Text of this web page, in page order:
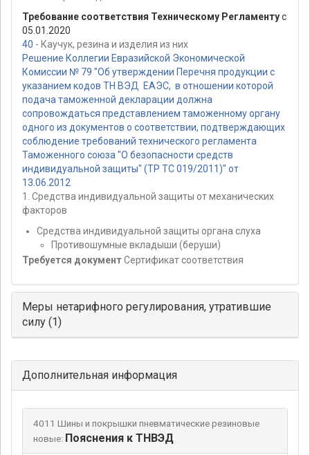
Требование соответствия Техническому Регламентус
05.01.2020
40 - Каучук, резина и изделия из них
Решение Коллегии Евразийской Экономической
Комиссии № 79 "Об утверждении Перечня продукции с
указанием кодов ТН ВЭД ЕАЭС, в отношении которой
подача таможенной декларации должна
сопровождаться представлением таможенному органу
одного из документов о соответствии, подтверждающих
соблюдение требований технического регламента
Таможенного союза "О безопасности средств
индивидуальной защиты" (ТР ТС 019/2011)" от
13.06.2012
1. Средства индивидуальной защиты от механических
факторов
Средства индивидуальной защиты органа слуха
Противошумные вкладыши (беруши)
Требуется документСертификат соответствия
Меры нетарифного регулирования, утратившие
силу (1)
Дополнительная информация
4011 Шины и покрышки пневматические резиновые
новые: Пояснения к ТНВЭД